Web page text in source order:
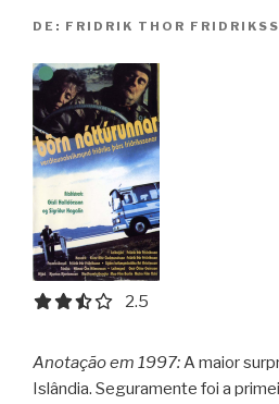
DE: FRIDRIK THOR
2.5 out of 5.0 stars
2.5
Anotação em 1997:A maior
Islândia. Seguramente foi a